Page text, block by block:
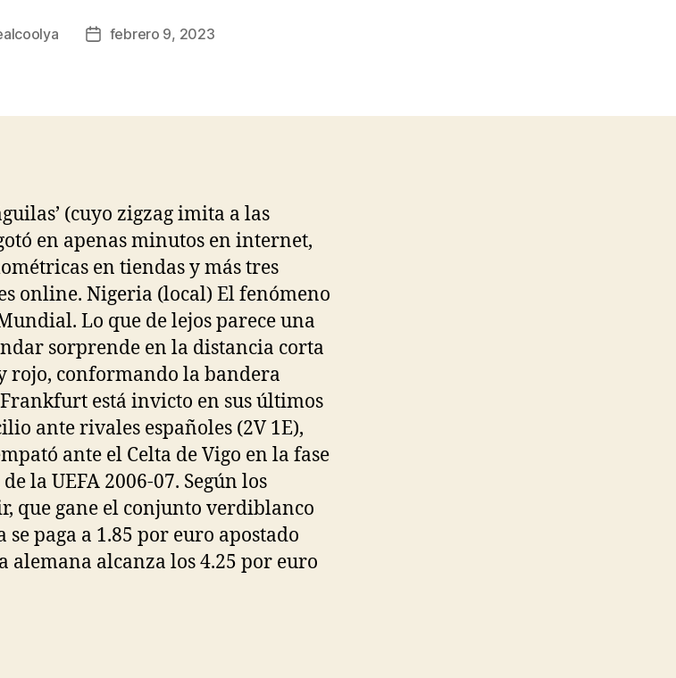
Fechafebrero 9, 2023
(cuyo zigzag imita a las
en apenas minutos en internet,
en tiendas y más tres
online. Nigeria (local) El fenómeno
Lo que de lejos parece una
sorprende en la distancia corta
rojo, conformando la bandera
está invicto en sus últimos
ante rivales españoles (2V 1E),
ante el Celta de Vigo en la fase
la UEFA 2006-07. Según los
que gane el conjunto verdiblanco
se paga a 1.85 por euro apostado
alemana alcanza los 4.25 por euro